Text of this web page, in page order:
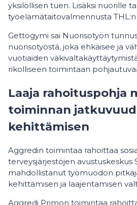
yksilöllisen tuen. Lisäksi nuorille
työelämätaitovalmennusta
Gettogymi sai Nuorisotyön
nuorisotyöstä, joka ehkäisee ja
vuotiaiden
rikolliseen toimintaan
Laaja rahoituspohja
toiminnan
kehittämisen
Aggredin toimintaa rahoittaa
terveysjärjestöjen avustuskeskus
mahdollistanut työmuodon
kehittämisen ja laajentamisen
Aggredi Primon toimintaa